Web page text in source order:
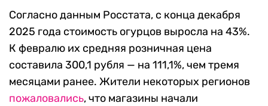
Согласно данным Росстата, с конца декабря
2025 года стоимость огурцов выросла на 43%.
К февралю их средняя розничная цена
составила 300,1 рубля — на 111,1%, чем тремя
месяцами ранее. Жители некоторых регионов
пожаловались, что магазины начали